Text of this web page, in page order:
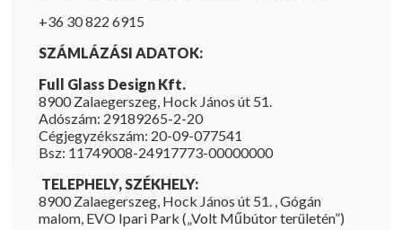
+36 30 822 6915
SZÁMLÁZÁSI ADATOK:
Full Glass Design Kft.
8900 Zalaegerszeg, Hock János út 51.
Adószám: 29189265-2-20
Cégjegyzékszám: 20-09-077541
Bsz: 11749008-24917773-00000000
TELEPHELY, SZÉKHELY:
8900 Zalaegerszeg, Hock János út 51. , Gógán
malom, EVO Ipari Park („Volt Műbútor területén”)